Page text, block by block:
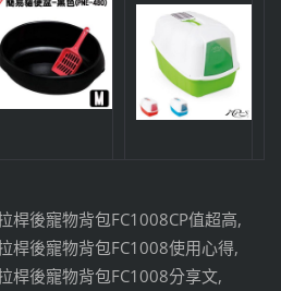
桿後寵物背包FC1008CP值超高,
桿後寵物背包FC1008使用心得,
桿後寵物背包FC1008分享文,